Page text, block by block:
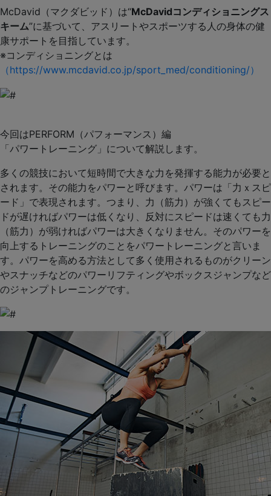
McDavid（マクダビッド）は“McDavidコンディショニングス
キーム”に基づいて、アスリートやスポーツする人の身体の健
康サポートを目指しています。
※コンディショニングとは
（https://www.mcdavid.co.jp/sport_med/conditioning/）
今回はPERFORM（パフォーマンス）編
「パワートレーニング 」について解説します。
多くの競技において短時間で大きな力を発揮する能力が必要と
されます。その能力をパワーと呼びます。パワーは「力ｘスピ
ード」で表現されます。つまり、力（筋力）が強くてもスピー
ドが遅ければパワーは低くなり、反対にスピードは速くても力
（筋力）が弱ければパワーは大きくなりません。そのパワーを
向上するトレーニングのことをパワートレーニングと言いま
す。パワーを高める方法として多く使用されるものがクリーン
やスナッチなどのパワーリフティングやボックスジャンプなど
のジャンプトレーニングです。